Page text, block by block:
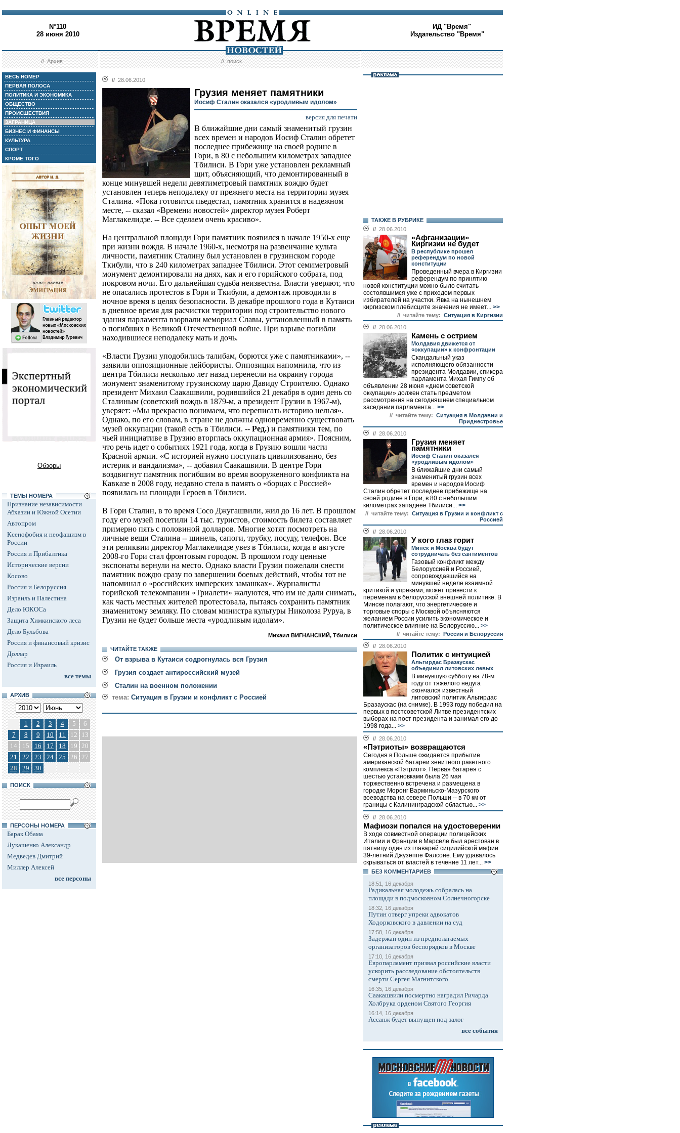
N°110
28 июня 2010
ИД "Время"
Издательство "Время"
//Архив //поиск
ВЕСЬ НОМЕР
ПЕРВАЯ ПОЛОСА
ПОЛИТИКА И ЭКОНОМИКА
ОБЩЕСТВО
ПРОИСШЕСТВИЯ
ЗАГРАНИЦА
БИЗНЕС И ФИНАНСЫ
КУЛЬТУРА
СПОРТ
КРОМЕ ТОГО
Обзоры
ТЕМЫ НОМЕРА
Признание независимости
Абхазии и Южной Осетии
Автопром
Ксенофобия и неофашизм в
России
Россия и Прибалтика
Исторические версии
Косово
Россия и Белоруссия
Израиль и Палестина
Дело ЮКОСа
Защита Химкинского леса
Дело Бульбова
Россия и финансовый кризис
Доллар
Россия и Израиль
все темы
АРХИВ
1 2 3 4 5
6
7
8 9 10 11 12
13
14
15 16 17 18 19 20
21
22 23 24 25 26 27
28
29 30
ПОИСК
ПЕРСОНЫ НОМЕРА
Барак Обама
Лукашенко Александр
Медведев Дмитрий
Миллер Алексей
все персоны
// 28.06.2010
Грузия меняет памятники
Иосиф Сталин оказался «уродливым идолом»
версия для печати
В ближайшие дни самый знаменитый грузин
всех времен и народов Иосиф Сталин обретет
последнее прибежище на своей родине в
Гори, в 80 с небольшим километрах западнее
Тбилиси. В Гори уже установлен рекламный
щит, объясняющий, что демонтированный в
конце минувшей недели девятиметровый памятник вождю будет
установлен теперь неподалеку от прежнего места на территории музея
Сталина. «Пока готовится пьедестал, памятник хранится в надежном
месте, -- сказал «Времени новостей» директор музея Роберт
Маглакелидзе. -- Все сделаем очень красиво».
На центральной площади Гори памятник появился в начале 1950-х еще
при жизни вождя. В начале 1960-х, несмотря на развенчание культа
личности, памятник Сталину был установлен в грузинском городе
Ткибули, что в 240 километрах западнее Тбилиси. Этот семиметровый
монумент демонтировали на днях, как и его горийского собрата, под
покровом ночи. Его дальнейшая судьба неизвестна. Власти уверяют, что
не опасались протестов в Гори и Ткибули, а демонтаж проводили в
ночное время в целях безопасности. В декабре прошлого года в Кутаиси
в дневное время для расчистки территории под строительство нового
здания парламента взорвали мемориал Славы, установленный в память
о погибших в Великой Отечественной войне. При взрыве погибли
находившиеся неподалеку мать и дочь.
«Власти Грузии уподобились талибам, борются уже с памятниками», --
заявили оппозиционные лейбористы. Оппозиция напомнила, что из
центра Тбилиси несколько лет назад перенесли на окраину города
монумент знаменитому грузинскому царю Давиду Строителю. Однако
президент Михаил Саакашвили, родившийся 21 декабря в один день со
Сталиным (советский вождь в 1879-м, а президент Грузии в 1967-м),
уверяет: «Мы прекрасно понимаем, что переписать историю нельзя».
Однако, по его словам, в стране не должны одновременно существовать
музей оккупации (такой есть в Тбилиси. -- Ред.) и памятники тем, по
чьей инициативе в Грузию вторглась оккупационная армия». Поясним,
что речь идет о событиях 1921 года, когда в Грузию вошли части
Красной армии. «С историей нужно поступать цивилизованно, без
истерик и вандализма», -- добавил Саакашвили. В центре Гори
воздвигнут памятник погибшим во время вооруженного конфликта на
Кавказе в 2008 году, недавно стела в память о «борцах с Россией»
появилась на площади Героев в Тбилиси.
В Гори Сталин, в то время Сосо Джугашвили, жил до 16 лет. В прошлом
году его музей посетили 14 тыс. туристов, стоимость билета составляет
примерно пять с половиной долларов. Многие хотят посмотреть на
личные вещи Сталина -- шинель, сапоги, трубку, посуду, телефон. Все
эти реликвии директор Маглакелидзе увез в Тбилиси, когда в августе
2008-го Гори стал фронтовым городом. В прошлом году ценные
экспонаты вернули на место. Однако власти Грузии пожелали снести
памятник вождю сразу по завершении боевых действий, чтобы тот не
напоминал о «российских имперских замашках». Журналисты
горийской телекомпании «Триалети» жалуются, что им не дали снимать,
как часть местных жителей протестовала, пытаясь сохранить памятник
знаменитому земляку. По словам министра культуры Николоза Руруа, в
Грузии не будет больше места «уродливым идолам».
Михаил ВИГНАНСКИЙ, Тбилиси
ЧИТАЙТЕ ТАКЖЕ
От взрыва в Кутаиси содрогнулась вся Грузия
Грузия создает антироссийский музей
Сталин на военном положении
тема: Ситуация в Грузии и конфликт с Россией
ТАКЖЕ В РУБРИКЕ
// 28.06.2010
«Афганизации»
Киргизии не будет
В республике прошел
референдум по новой
конституции
Проведенный вчера в Киргизии
референдум по принятию
новой конституции можно было считать
состоявшимся уже с приходом первых
избирателей на участки. Явка на нынешнем
киргизском плебисците значения не имеет... >>
// читайте тему: Cитуация в Киргизии
// 28.06.2010
Камень с острием
Молдавия движется от
«оккупации» к конфронтации
Скандальный указ
исполняющего обязанности
президента Молдавии, спикера
парламента Михая Гимпу об
объявлении 28 июня «днем советской
оккупации» должен стать предметом
рассмотрения на сегодняшнем специальном
заседании парламента... >>
// читайте тему: Ситуация в Молдавии и
Приднестровье
// 28.06.2010
Грузия меняет
памятники
Иосиф Сталин оказался
«уродливым идолом»
В ближайшие дни самый
знаменитый грузин всех
времен и народов Иосиф
Сталин обретет последнее прибежище на
своей родине в Гори, в 80 с небольшим
километрах западнее Тбилиси... >>
// читайте тему: Ситуация в Грузии и конфликт с
Россией
// 28.06.2010
У кого глаз горит
Минск и Москва будут
сотрудничать без сантиментов
Газовый конфликт между
Белоруссией и Россией,
сопровождавшийся на
минувшей неделе взаимной
критикой и упреками, может привести к
переменам в белорусской внешней политике. В
Минске полагают, что энергетические и
торговые споры с Москвой объясняются
желанием России усилить экономическое и
политическое влияние на Белоруссию... >>
// читайте тему: Россия и Белоруссия
// 28.06.2010
Политик с интуицией
Альгирдас Бразаускас
объединил литовских левых
В минувшую субботу на 78-м
году от тяжелого недуга
скончался известный
литовский политик Альгирдас
Бразаускас (на снимке). В 1993 году победил на
первых в постсоветской Литве президентских
выборах на пост президента и занимал его до
1998 года... >>
// 28.06.2010
«Пэтриоты» возвращаются
Сегодня в Польше ожидается прибытие
американской батареи зенитного ракетного
комплекса «Пэтриот». Первая батарея с
шестью установками была 26 мая
торжественно встречена и размещена в
городке Моронг Варминьско-Мазурского
воеводства на севере Польши -- в 70 км от
границы с Калининградской областью... >>
// 28.06.2010
Мафиози попался на удостоверении
В ходе совместной операции полицейских
Италии и Франции в Марселе был арестован в
пятницу один из главарей сицилийской мафии
39-летний Джузеппе Фалсоне. Ему удавалось
скрываться от властей в течение 11 лет... >>
БЕЗ КОМMЕНТАРИЕВ
18:51, 16 декабря
Радикальная молодежь собралась на
площади в подмосковном Солнечногорске
18:32, 16 декабря
Путин отверг упреки адвокатов
Ходорковского в давлении на суд
17:58, 16 декабря
Задержан один из предполагаемых
организаторов беспорядков в Москве
17:10, 16 декабря
Европарламент призвал российские власти
ускорить расследование обстоятельств
смерти Сергея Магнитского
16:35, 16 декабря
Саакашвили посмертно наградил Ричарда
Холбрука орденом Святого Георгия
16:14, 16 декабря
Ассанж будет выпущен под залог
все события